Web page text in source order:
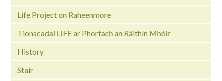
Life Project on Raheenmore
Tionscadal LIFE ar Phortach an Ráithín Mhóir
History
Stair